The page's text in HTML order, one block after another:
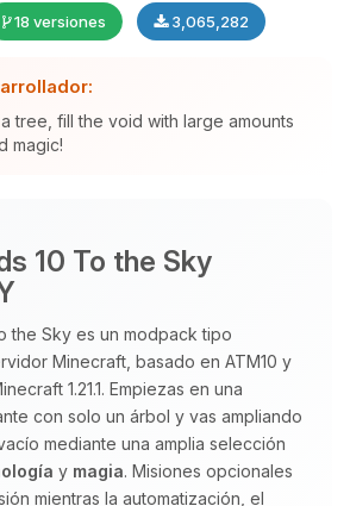
18 versiones 3,065,282
tree, fill the void with large amounts
magic!
10 To the Sky
the Sky es un modpack tipo
Minecraft, basado en ATM10 y
1.21.1. Empiezas en una
con solo un árbol y vas ampliando
mediante una amplia selección
y magia. Misiones opcionales
mientras la automatización, el
de BoxToPlay. Cuentame
y moveré mis
12:04